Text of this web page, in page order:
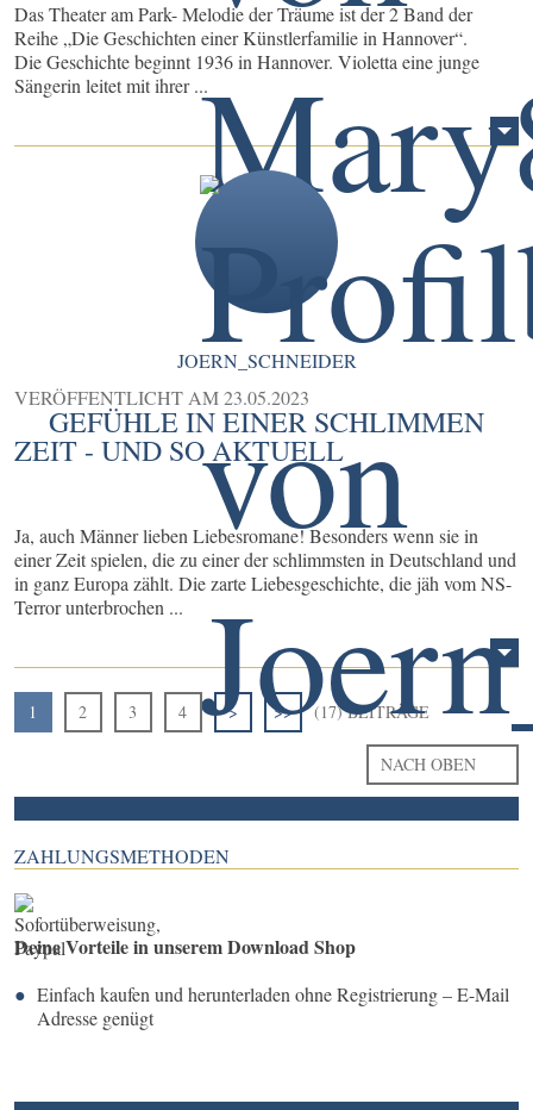
Das Theater am Park- Melodie der Träume ist der 2 Band der
Reihe „Die Geschichten einer Künstlerfamilie in Hannover“.
Die Geschichte beginnt 1936 in Hannover. Violetta eine junge
Sängerin leitet mit ihrer ...
JOERN_SCHNEIDER
VERÖFFENTLICHT AM23.05.2023
GEFÜHLE IN EINER SCHLIMMEN
ZEIT - UND SO AKTUELL
Ja, auch Männer lieben Liebesromane! Besonders wenn sie in
einer Zeit spielen, die zu einer der schlimmsten in Deutschland und
in ganz Europa zählt. Die zarte Liebesgeschichte, die jäh vom NS-
Terror unterbrochen ...
1 2 3 4 > >> (17) BEITRÄGE
NACH OBEN
ZAHLUNGSMETHODEN
Deine Vorteile in unserem Download Shop
Einfach kaufen und herunterladen ohne Registrierung – E-Mail
Adresse genügt